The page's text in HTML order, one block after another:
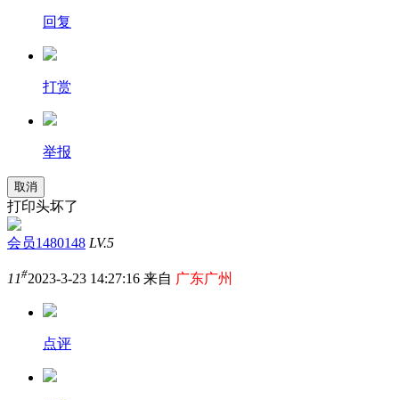
回复
打赏
举报
取消
打印头坏了
会员1480148 LV.5
11#2023-3-23 14:27:16 来自 广东广州
点评